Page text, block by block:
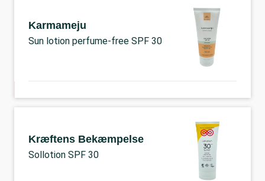
Karmameju
Sun lotion perfume-free SPF 30
Kræftens Bekæmpelse
Sollotion SPF 30